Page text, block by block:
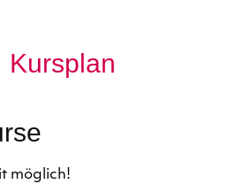
Kursplan
möglich!